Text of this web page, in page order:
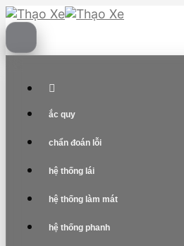
Skip
to
content
ắc quy
chẩn đoán lỗi
hệ thống lái
hệ thống làm mát
hệ thống phanh